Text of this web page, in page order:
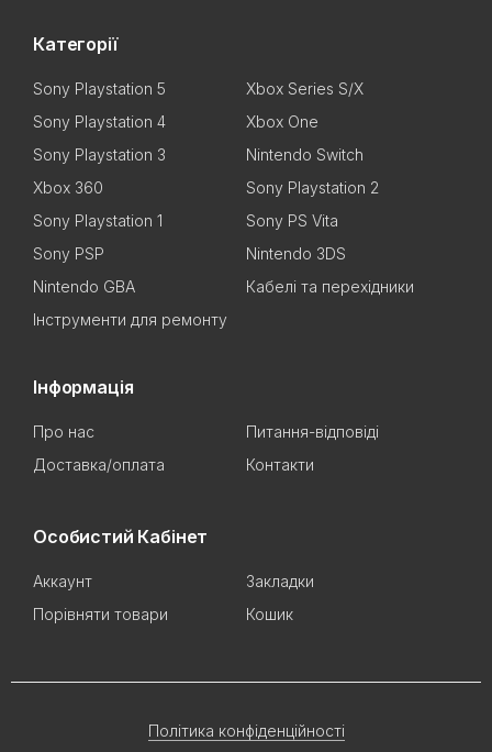
Категорії
Sony Playstation 5
Xbox Series S/X
Sony Playstation 4
Xbox One
Sony Playstation 3
Nintendo Switch
Xbox 360
Sony Playstation 2
Sony Playstation 1
Sony PS Vita
Sony PSP
Nintendo 3DS
Nintendo GBA
Кабелі та перехідники
Інструменти для ремонту
Інформація
Про нас
Питання-відповіді
Доставка/оплата
Контакти
Особистий Кабінет
Аккаунт
Закладки
Порівняти товари
Кошик
Політика конфіденційності